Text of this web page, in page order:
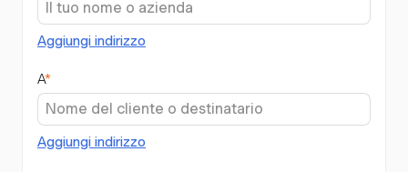
Aggiungi indirizzo
A*
Aggiungi indirizzo